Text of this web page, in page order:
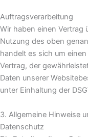
Auftragsverarbeitung
Wir haben einen Vertrag
Nutzung des oben
handelt es sich um
Vertrag, der
Daten unserer
unter Einhaltung der
3. Allgemeine Hinweise
Datenschutz